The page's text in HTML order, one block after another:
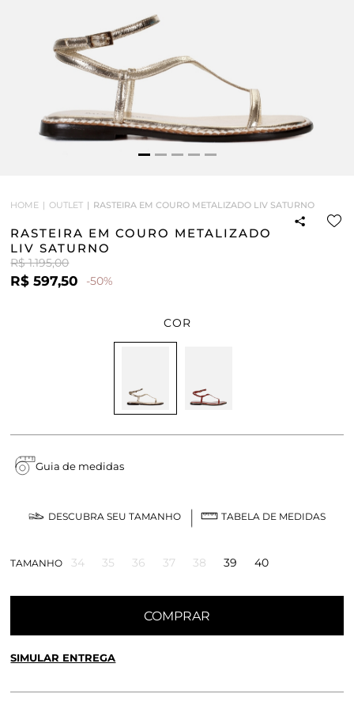
HOME OUTLET RASTEIRA EM COURO METALIZADO LIV SATURNO
RASTEIRA EM COURO METALIZADO
LIV SATURNO
R$ 1.195,00
R$ 597,50 -50%
COR
Guia de medidas
DESCUBRA SEU TAMANHO TABELA DE MEDIDAS
TAMANHO 34 35 36 37 38 39 40
COMPRAR
SIMULAR ENTREGA